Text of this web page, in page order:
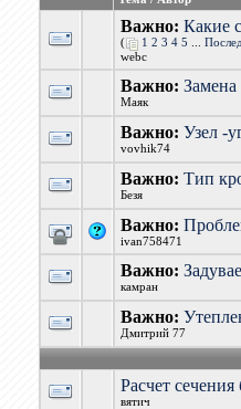
Важно: Какие
( 1 2 3 4 5
webc
Важно: Замена
Маяк
Важно: Узел -
vovhik74
Важно: Тип
Безя
Важно:
ivan758471
Важно:
камран
Важно:
Дмитрий 77
Расчет сечения
вятич